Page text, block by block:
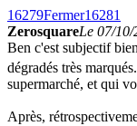
16279Fermer16281
ZerosquareLe 07/
Ben c'est subjectif
dégradés très
supermarché, et qui
Après,